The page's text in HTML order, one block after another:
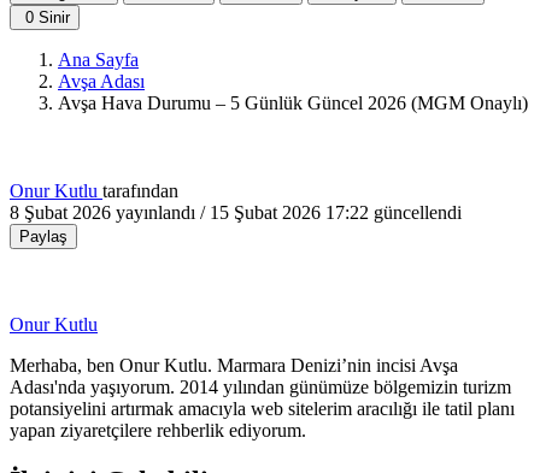
0 Sinir
Ana Sayfa
Avşa Adası
Avşa Hava Durumu – 5 Günlük Güncel 2026 (MGM Onaylı)
Onur Kutlu tarafından
8 Şubat 2026 yayınlandı / 15 Şubat 2026 17:22 güncellendi
Paylaş
Onur Kutlu
Merhaba, ben Onur Kutlu. Marmara Denizi’nin incisi Avşa
Adası'nda yaşıyorum. 2014 yılından günümüze bölgemizin turizm
potansiyelini artırmak amacıyla web sitelerim aracılığı ile tatil planı
yapan ziyaretçilere rehberlik ediyorum.